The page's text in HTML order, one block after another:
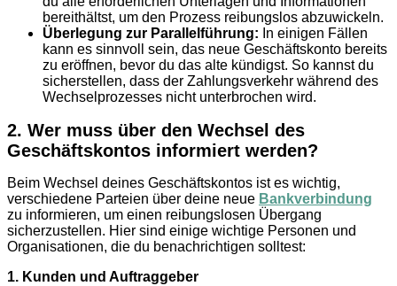
bereithältst, um den Prozess reibungslos abzuwickeln.
Überlegung zur Parallelführung: In einigen Fällen
kann es sinnvoll sein, das neue Geschäftskonto bereits
zu eröffnen, bevor du das alte kündigst. So kannst du
sicherstellen, dass der Zahlungsverkehr während des
Wechselprozesses nicht unterbrochen wird.
2. Wer muss über den Wechsel des
Geschäftskontos informiert werden?
Beim Wechsel deines Geschäftskontos ist es wichtig,
verschiedene Parteien über deine neue Bankverbindung
zu informieren, um einen reibungslosen Übergang
sicherzustellen. Hier sind einige wichtige Personen und
Organisationen, die du benachrichtigen solltest:
1. Kunden und Auftraggeber